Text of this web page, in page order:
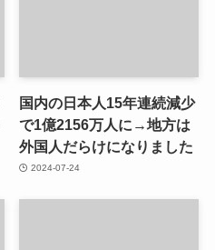
国内の日本人15年連続減少
で1億2156万人に→地方は
外国人だらけになりました
2024-07-24